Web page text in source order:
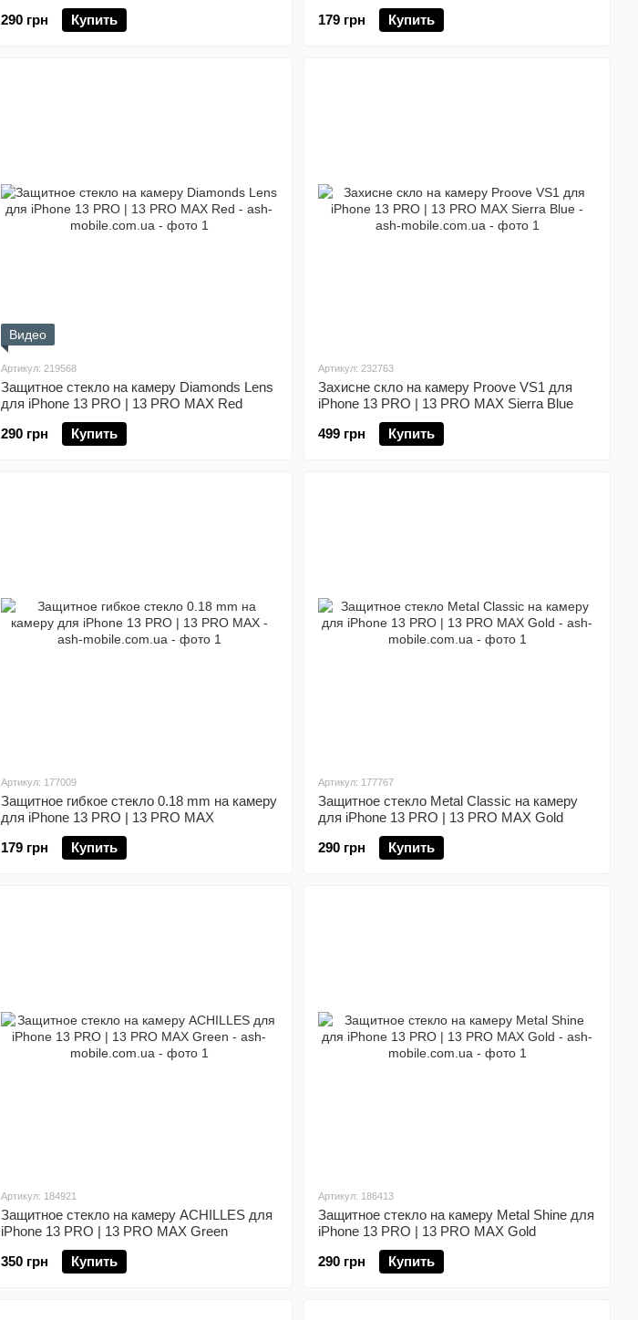
290 грн
Купить
179 грн
Купить
Видео
Артикул: 219568
Защитное стекло на камеру Diamonds Lens
для iPhone 13 PRO | 13 PRO MAX Red
290 грн
Купить
Артикул: 232763
Захисне скло на камеру Proove VS1 для
iPhone 13 PRO | 13 PRO MAX Sierra Blue
499 грн
Купить
Артикул: 177009
Защитное гибкое стекло 0.18 mm на камеру
для iPhone 13 PRO | 13 PRO MAX
179 грн
Купить
Артикул: 177767
Защитное стекло Metal Classic на камеру
для iPhone 13 PRO | 13 PRO MAX Gold
290 грн
Купить
Артикул: 184921
Защитное стекло на камеру ACHILLES для
iPhone 13 PRO | 13 PRO MAX Green
350 грн
Купить
Артикул: 186413
Защитное стекло на камеру Metal Shine для
iPhone 13 PRO | 13 PRO MAX Gold
290 грн
Купить